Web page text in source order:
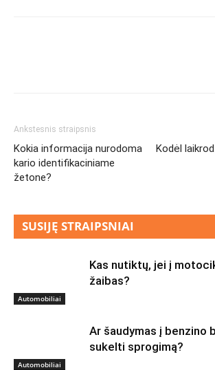
Ankstesnis straipsnis
Kokia informacija nurodoma
kario identifikaciniame
žetone?
Kodėl
SUSIJĘ STRAIPSNIAI
Automobiliai
Kas nutiktų, jei į
žaibas?
Automobiliai
Ar šaudymas į benzino
sukelti sprogimą?